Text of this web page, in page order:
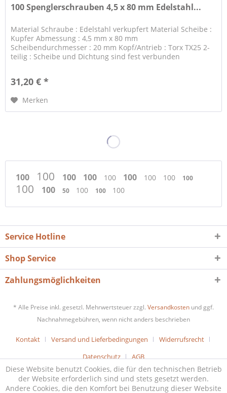
100 Spenglerschrauben 4,5 x 80 mm Edelstahl...
Material Schraube : Edelstahl verkupfert Material Scheibe :
Kupfer Abmessung : 4,5 mm x 80 mm
Scheibendurchmesser : 20 mm Kopf/Antrieb : Torx TX25 2-
teilig : Scheibe und Dichtung sind fest verbunden
31,20 € *
Merken
100 100 100 100 100 100 100 100 100
100 100 50 100 100 100
Service Hotline
Shop Service
Zahlungsmöglichkeiten
* Alle Preise inkl. gesetzl. Mehrwertsteuer zzgl. Versandkosten und ggf.
Nachnahmegebühren, wenn nicht anders beschrieben
Kontakt Versand und Lieferbedingungen
Widerrufsrecht
Datenschutz
AGB
Diese Website benutzt Cookies, die für den technischen Betrieb
der Website erforderlich sind und stets gesetzt werden.
Andere Cookies, die den Komfort bei Benutzung dieser Website